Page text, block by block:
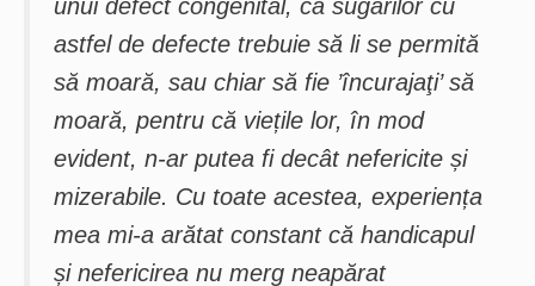
unui defect congenital, că sugarilor cu
astfel de defecte trebuie să li se permită
să moară, sau chiar să fie ’încurajaţi’ să
moară, pentru că viețile lor, în mod
evident, n-ar putea fi decât nefericite și
mizerabile. Cu toate acestea, experiența
mea mi-a arătat constant că handicapul
și nefericirea nu merg neapărat